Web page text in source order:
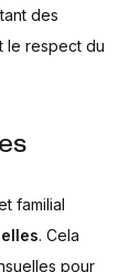
des
le respect du
familial
. Cela
pour